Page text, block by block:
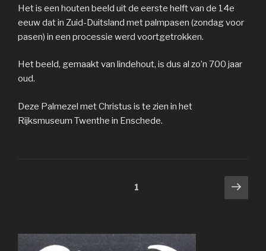
Het is een houten beeld uit de eerste helft van de 14e
eeuw dat in Zuid-Duitsland met palmpasen (zondag voor
pasen) in een processie werd voortgetrokken.
Het beeld, gemaakt van lindehout, is dus al zo’n 700 jaar
oud.
Deze Palmezel met Christus is te zien in het
Rijksmuseum Twenthe in Enschede.
1